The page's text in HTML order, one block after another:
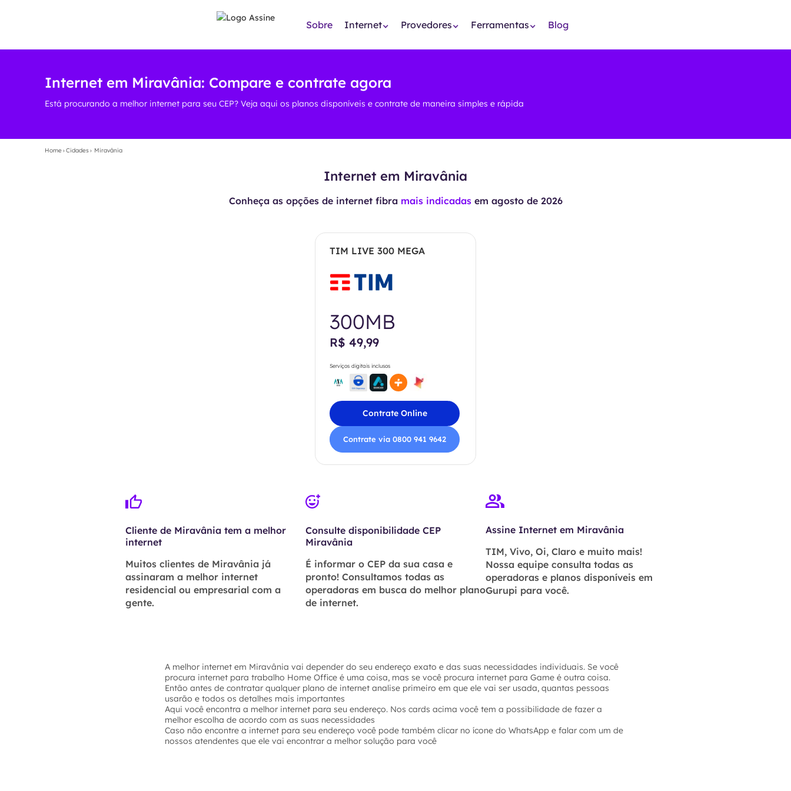
Sobre Internet Provedores Ferramentas Blog
Internet em Miravânia: Compare e contrate agora
Está procurando a melhor internet para seu CEP? Veja aqui os planos disponíveis e contrate de maneira simples e rápida
Home›Cidades› Miravânia
Internet em Miravânia
Conheça as opções de internet fibra mais indicadasem agosto de 2026
TIM LIVE 300 MEGA
300MB
R$ 49,99
Serviços digitais inclusos
Contrate Online
Contrate via 0800 941 9642
Cliente de Miravânia tem a melhor
internet
Muitos clientes de Miravânia já
assinaram a melhor internet
residencial ou empresarial com a
gente.
Consulte disponibilidade CEP
Miravânia
É informar o CEP da sua casa e
pronto! Consultamos todas as
operadoras em busca do melhor plano
de internet.
Assine Internet em Miravânia
TIM, Vivo, Oi, Claro e muito mais!
Nossa equipe consulta todas as
operadoras e planos disponíveis em
Gurupi para você.
A melhor internet em Miravânia vai depender do seu endereço exato e das suas necessidades individuais. Se você
procura internet para trabalho Home Office é uma coisa, mas se você procura internet para Game é outra coisa.
Então antes de contratar qualquer plano de internet analise primeiro em que ele vai ser usada, quantas pessoas
usarão e todos os detalhes mais importantes
Aqui você encontra a melhor internet para seu endereço. Nos cards acima você tem a possibilidade de fazer a
melhor escolha de acordo com as suas necessidades
Caso não encontre a internet para seu endereço você pode também clicar no ícone do WhatsApp e falar com um de
nossos atendentes que ele vai encontrar a melhor solução para você